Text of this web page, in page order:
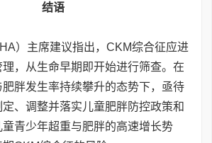
结语
）主席建议指出，CKM综合征应进
，从生命早期即开始进行筛查。在
胖发生率持续攀升的态势下，亟待
、调整并落实儿童肥胖防控政策和
青少年超重与肥胖的高速增长势